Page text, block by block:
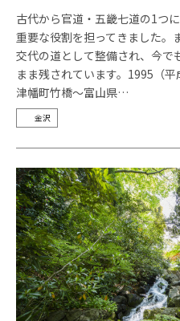
古代から官道・五畿七道の1つ
重要な役割を担ってきました。
交代の道として整備され、今で
まま残されています。1995（
津幡町竹橋～富山県…
金沢